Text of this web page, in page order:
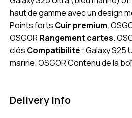
haut de gamme avec un design
Points forts Cuir premium.
OSGORRangement cartes.
clés Compatibilité : Galaxy S25
marine. OSGOR Contenu de la
Delivery Info